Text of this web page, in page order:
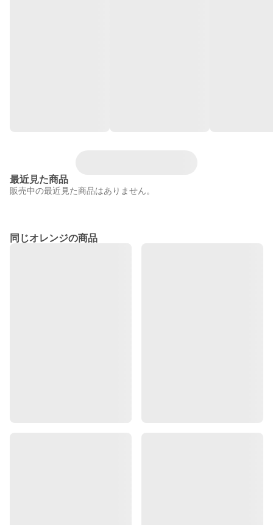
最近見た商品
販売中の最近見た商品はありません。
同じオレンジの商品